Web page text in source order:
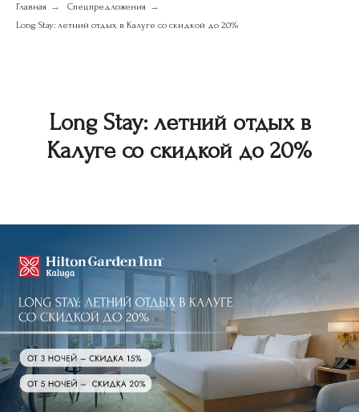
Главная → Спецпредложения →
Long Stay: летний отдых в Калуге со скидкой до 20%
Long Stay: летний отдых в
Калуге со скидкой до 20%